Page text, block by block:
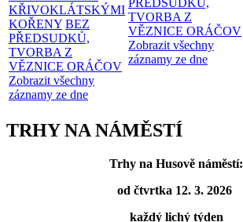
KŘIVOKLÁTSKÝMI
KOŘENY BEZ
PŘEDSUDKŮ,
TVORBA Z
VĚZNICE ORÁČOV
Zobrazit všechny
záznamy ze dne
PŘEDSUDKŮ,
TVORBA Z
VĚZNICE ORÁČOV
Zobrazit všechny
záznamy ze dne
TRHY NA NÁMĚSTÍ
Trhy na Husově náměstí:
od čtvrtka 12. 3. 2026
každý lichý týden